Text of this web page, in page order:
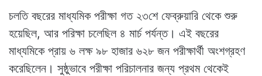
চলতি বছরের মাধ্যমিক পরীক্ষা গত ২৩শে ফেব্রুয়ারি থেকে শুরু
হয়েছিল, আর পরিক্ষা চলেছিল ৪ মার্চ পর্যন্ত। এই বছরের
মাধ্যমিকে প্রায় ৬ লক্ষ ৯৮ হাজার ৬২৮ জন পরীক্ষার্থী অংশগ্রহণ
করেছিলেন। সুষ্ঠুভাবে পরীক্ষা পরিচালনার জন্য প্রথম থেকেই